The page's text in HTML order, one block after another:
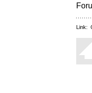
Link: